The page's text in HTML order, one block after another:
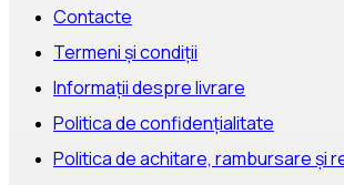
Contacte
Termeni și condiții
Informații despre livrare
Politica de confidențialitate
Politica de achitare, rambursare și